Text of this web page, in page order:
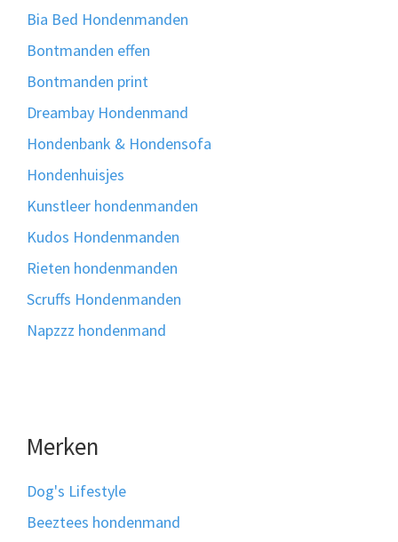
Bia Bed Hondenmanden
Bontmanden effen
Bontmanden print
Dreambay Hondenmand
Hondenbank & Hondensofa
Hondenhuisjes
Kunstleer hondenmanden
Kudos Hondenmanden
Rieten hondenmanden
Scruffs Hondenmanden
Napzzz hondenmand
Merken
Dog's Lifestyle
Beeztees hondenmand